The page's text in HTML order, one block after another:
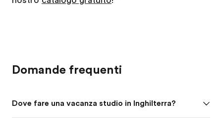
Domande frequenti
Dove fare una vacanza studio in Inghilterra?